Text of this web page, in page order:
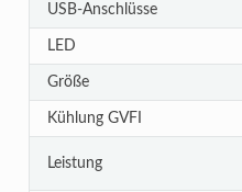
USB-Anschlüsse
LED
Größe
Kühlung GVFI
Leistung